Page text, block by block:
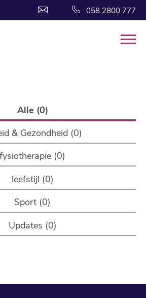
058 2800 777
Alle (0)
& Gezondheid (0)
fysiotherapie (0)
leefstijl (0)
Sport (0)
Updates (0)